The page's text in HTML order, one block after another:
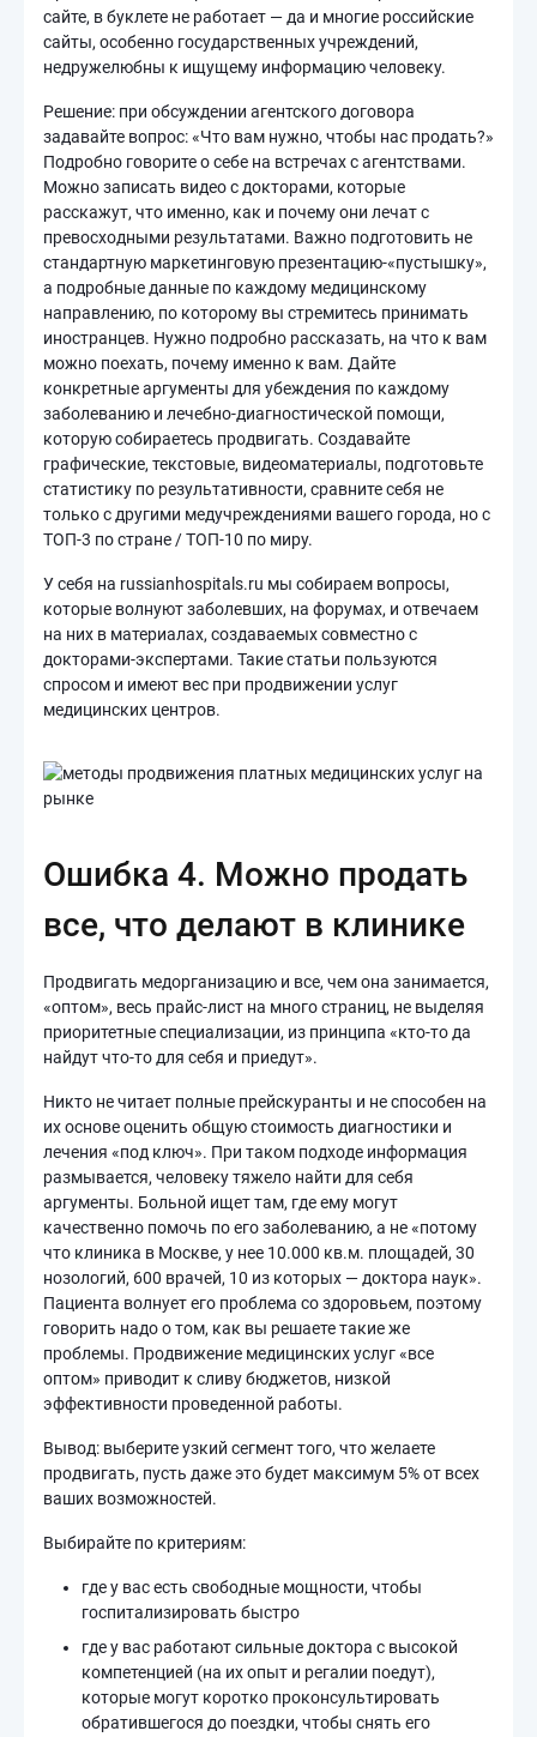
сайте, в буклете не работает — да и многие российские
сайты, особенно государственных учреждений,
недружелюбны к ищущему информацию человеку.
Решение: при обсуждении агентского договора
задавайте вопрос: «Что вам нужно, чтобы нас продать?»
Подробно говорите о себе на встречах с агентствами.
Можно записать видео с докторами, которые
расскажут, что именно, как и почему они лечат с
превосходными результатами. Важно подготовить не
стандартную маркетинговую презентацию-«пустышку»,
а подробные данные по каждому медицинскому
направлению, по которому вы стремитесь принимать
иностранцев. Нужно подробно рассказать, на что к вам
можно поехать, почему именно к вам. Дайте
конкретные аргументы для убеждения по каждому
заболеванию и лечебно-диагностической помощи,
которую собираетесь продвигать. Создавайте
графические, текстовые, видеоматериалы, подготовьте
статистику по результативности, сравните себя не
только с другими медучреждениями вашего города, но с
ТОП-3 по стране / ТОП-10 по миру.
У себя на russianhospitals.ru мы собираем вопросы,
которые волнуют заболевших, на форумах, и отвечаем
на них в материалах, создаваемых совместно с
докторами-экспертами. Такие статьи пользуются
спросом и имеют вес при продвижении услуг
медицинских центров.
Ошибка 4. Можно продать
все, что делают в клинике
Продвигать медорганизацию и все, чем она занимается,
«оптом», весь прайс-лист на много страниц, не выделяя
приоритетные специализации, из принципа «кто-то да
найдут что-то для себя и приедут».
Никто не читает полные прейскуранты и не способен на
их основе оценить общую стоимость диагностики и
лечения «под ключ». При таком подходе информация
размывается, человеку тяжело найти для себя
аргументы. Больной ищет там, где ему могут
качественно помочь по его заболеванию, а не «потому
что клиника в Москве, у нее 10.000 кв.м. площадей, 30
нозологий, 600 врачей, 10 из которых — доктора наук».
Пациента волнует его проблема со здоровьем, поэтому
говорить надо о том, как вы решаете такие же
проблемы. Продвижение медицинских услуг «все
оптом» приводит к сливу бюджетов, низкой
эффективности проведенной работы.
Вывод: выберите узкий сегмент того, что желаете
продвигать, пусть даже это будет максимум 5% от всех
ваших возможностей.
Выбирайте по критериям:
где у вас есть свободные мощности, чтобы
госпитализировать быстро
где у вас работают сильные доктора с высокой
компетенцией (на их опыт и регалии поедут),
которые могут коротко проконсультировать
обратившегося до поездки, чтобы снять его